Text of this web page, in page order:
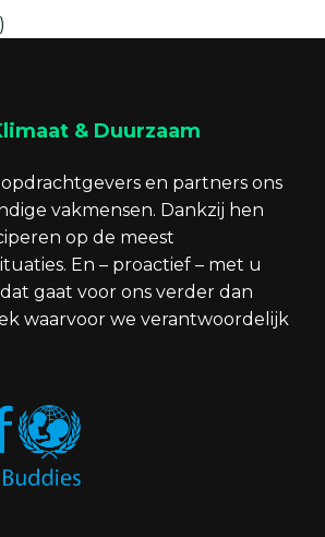
& Duurzaam
en partners ons
vakmensen. Dankzij hen
op de meest
En – proactief – met u
gaat voor ons verder dan
waarvoor we verantwoordelijk